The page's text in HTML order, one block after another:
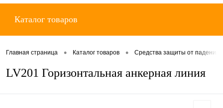
Каталог товаров
Главная страница • Каталог товаров • Средства защиты от падения
LV201 Горизонтальная анкерная линия